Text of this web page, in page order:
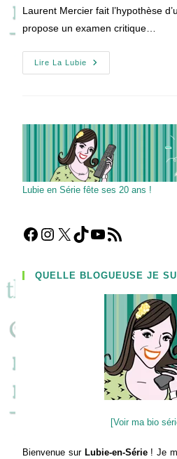
Laurent Mercier fait l’hypothèse
propose un examen critique…
Lire La Lubie
[VIDEO]
Vers
Richard
Sammel
Et
Maria
Hofstätter
!
Lubie en Série fête ses 20 ans !
Facebook
Instagram
X TikTokYouTube
Flux RSS
QUELLE BLOGUEUSE JE
[Voir ma bio
Bienvenue sur Lubie-en-Série! Je